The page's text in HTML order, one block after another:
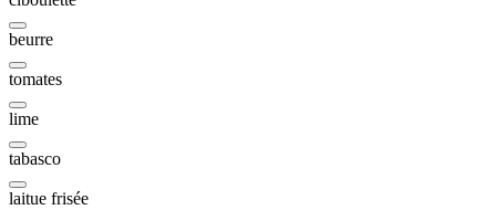
beurre
tomates
lime
tabasco
laitue frisée